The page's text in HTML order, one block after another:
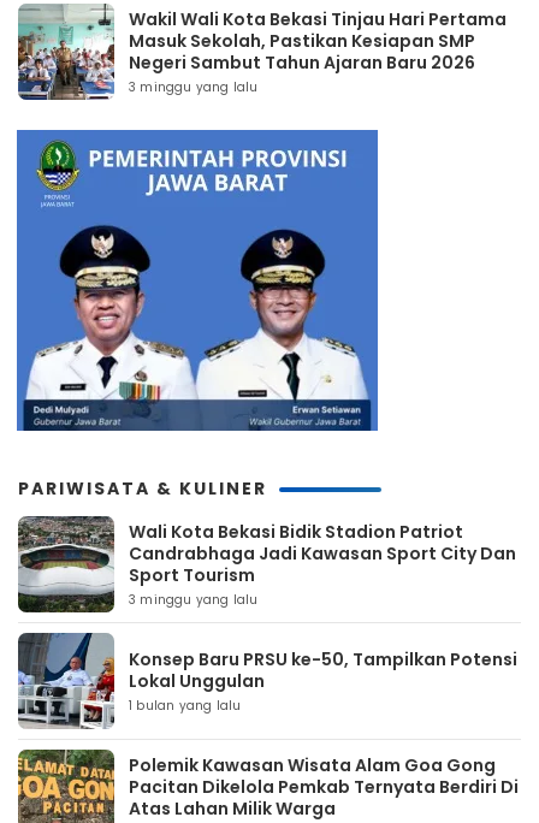
Wakil Wali Kota Bekasi Tinjau Hari Pertama
Masuk Sekolah, Pastikan Kesiapan SMP
Negeri Sambut Tahun Ajaran Baru 2026
3 minggu yang lalu
PARIWISATA & KULINER
Wali Kota Bekasi Bidik Stadion Patriot
Candrabhaga Jadi Kawasan Sport City Dan
Sport Tourism
3 minggu yang lalu
Konsep Baru PRSU ke-50, Tampilkan Potensi
Lokal Unggulan
1 bulan yang lalu
Polemik Kawasan Wisata Alam Goa Gong
Pacitan Dikelola Pemkab Ternyata Berdiri Di
Atas Lahan Milik Warga